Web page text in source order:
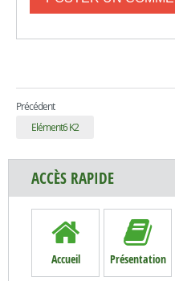
Précédent
Elément6 K2
ACCÈS RAPIDE
Accueil Présentation